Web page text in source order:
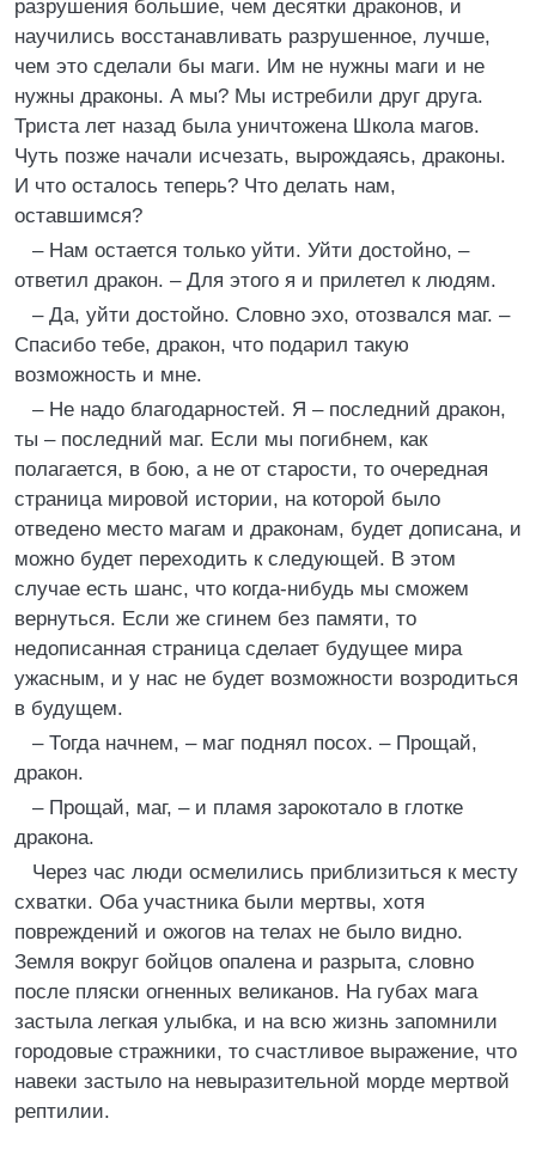
разрушения большие, чем десятки драконов, и
научились восстанавливать разрушенное, лучше,
чем это сделали бы маги. Им не нужны маги и не
нужны драконы. А мы? Мы истребили друг друга.
Триста лет назад была уничтожена Школа магов.
Чуть позже начали исчезать, вырождаясь, драконы.
И что осталось теперь? Что делать нам,
оставшимся?
– Нам остается только уйти. Уйти достойно, –
ответил дракон. – Для этого я и прилетел к людям.
– Да, уйти достойно. Словно эхо, отозвался маг. –
Спасибо тебе, дракон, что подарил такую
возможность и мне.
– Не надо благодарностей. Я – последний дракон,
ты – последний маг. Если мы погибнем, как
полагается, в бою, а не от старости, то очередная
страница мировой истории, на которой было
отведено место магам и драконам, будет дописана, и
можно будет переходить к следующей. В этом
случае есть шанс, что когда-нибудь мы сможем
вернуться. Если же сгинем без памяти, то
недописанная страница сделает будущее мира
ужасным, и у нас не будет возможности возродиться
в будущем.
– Тогда начнем, – маг поднял посох. – Прощай,
дракон.
– Прощай, маг, – и пламя зарокотало в глотке
дракона.
Через час люди осмелились приблизиться к месту
схватки. Оба участника были мертвы, хотя
повреждений и ожогов на телах не было видно.
Земля вокруг бойцов опалена и разрыта, словно
после пляски огненных великанов. На губах мага
застыла легкая улыбка, и на всю жизнь запомнили
городовые стражники, то счастливое выражение, что
навеки застыло на невыразительной морде мертвой
рептилии.